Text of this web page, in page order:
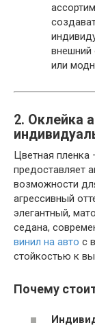
внешний
или
2. Оклейка
Цветная пленка
предоставляет
возможности
агрессивный
элегантный,
седана,
винил на авто с
стойкостью к
Почему